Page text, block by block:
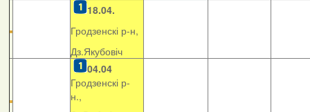
18.04.
Гродзенскі р-н,
Дз.Якубовіч
04.04
Гродзенскі р-
н.,